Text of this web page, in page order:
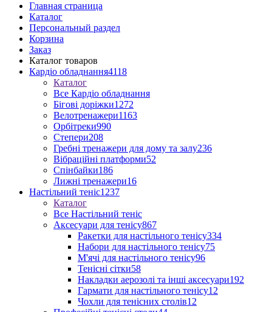
Главная страница
Каталог
Персональный раздел
Корзина
Заказ
Каталог товаров
Кардіо обладнання4118
Каталог
Все Кардіо обладнання
Бігові доріжки1272
Велотренажери1163
Орбітреки990
Степери208
Гребні тренажери для дому та залу236
Вібраційні платформи52
Спінбайки186
Лижні тренажери16
Настільний теніс1237
Каталог
Все Настільний теніс
Аксесуари для тенісу867
Ракетки для настільного тенісу334
Набори для настільного тенісу75
М'ячі для настільного тенісу96
Тенісні сітки58
Накладки аерозолі та інші аксесуари192
Гармати для настільного тенісу12
Чохли для тенісних столів12